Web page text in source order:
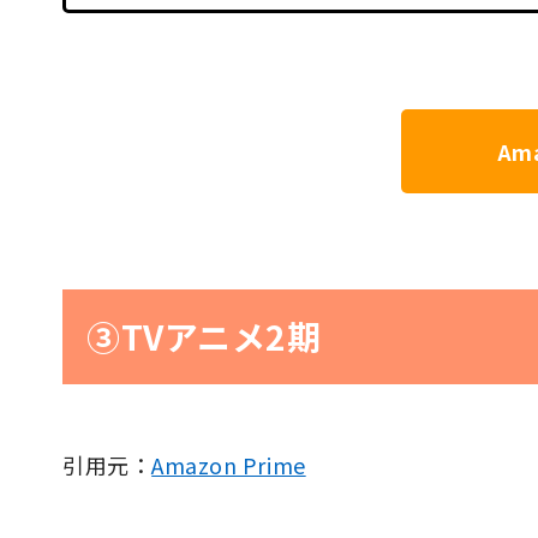
③TVアニメ2期
引用元：Amazon Prime